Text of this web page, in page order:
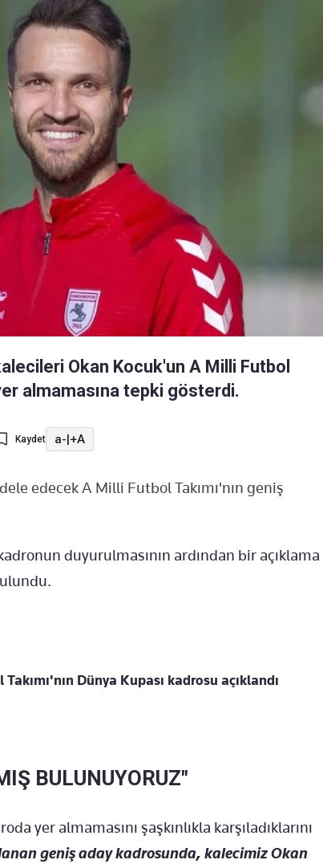
Okan Kocuk'un A Milli Futbol
almamasına tepki gösterdi.
Kaydet a-|+A
edecek A Milli Futbol Takımı'nın geniş
duyurulmasının ardından bir açıklama
Dünya Kupası kadrosu açıklandı
BULUNUYORUZ"
yer almamasını şaşkınlıkla karşıladıklarını
geniş aday kadrosunda, kalecimiz Okan